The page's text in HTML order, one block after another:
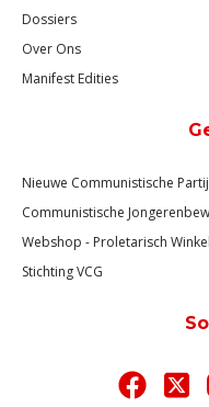
Dossiers
Over Ons
Manifest Edities
Nieuwe Communistische
Communistische
Webshop - Proletarisch
Stichting VCG